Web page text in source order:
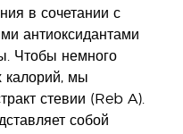
в сочетании с
антиоксидантами
Чтобы немного
калорий, мы
стевии (Reb A).
собой